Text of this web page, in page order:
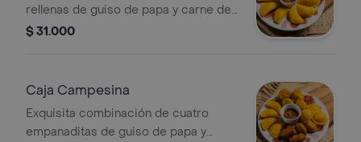
rellenas de guiso de papa y carne de
res. Acompañadas de ají, salsa de
$ 31.000
Caja Campesina
Exquisita combinación de cuatro
empanaditas de guiso de papa y